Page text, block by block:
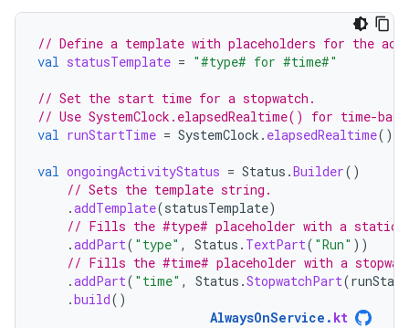
// Define a template with placeholders for the
val statusTemplate = "#type# for #time#"
// Set the start time for a stopwatch.
// Use SystemClock.elapsedRealtime() for time-
val runStartTime = SystemClock . elapsedRealtime()
val ongoingActivityStatus = Status .Builder()
// Sets the template string.
.addTemplate(statusTemplate)
// Fills the #type# placeholder with a static
.addPart( "type" , Status . TextPart( "Run" ))
// Fills the #time# placeholder with a
.addPart( "time" , Status .StopwatchPart(
.build()
AlwaysOnService . kt